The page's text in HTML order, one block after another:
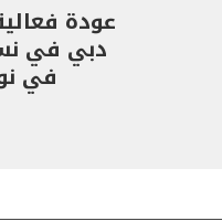
عودة
دبي في
في